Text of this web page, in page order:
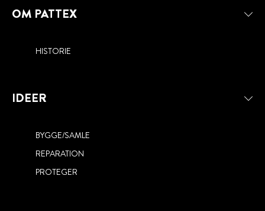
OM PATTEX
HISTORIE
IDEER
BYGGE/SAMLE
REPARATION
PROTEGER